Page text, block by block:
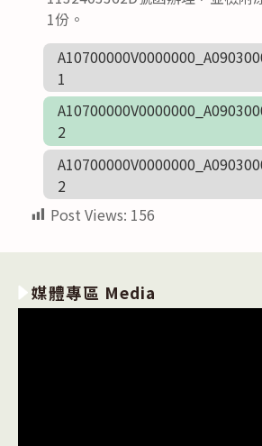
1份。
1
2
2
Post Views: 156
媒體專區 Media